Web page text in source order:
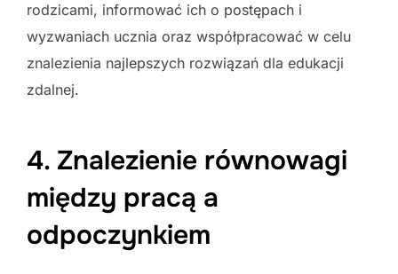
rodzicami, informować ich o postępach i
wyzwaniach ucznia oraz współpracować w celu
znalezienia najlepszych rozwiązań dla edukacji
zdalnej.
4. Znalezienie równowagi
między pracą a
odpoczynkiem